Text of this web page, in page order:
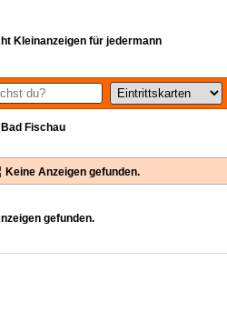
Kleinanzeigen für jedermann
Fischau
Keine Anzeigen gefunden.
gefunden.